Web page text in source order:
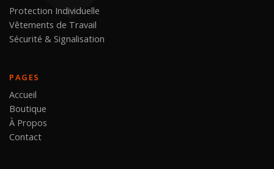
Protection Individuelle
Vêtements de Travail
Sécurité & Signalisation
PAGES
Accueil
Boutique
À Propos
Contact